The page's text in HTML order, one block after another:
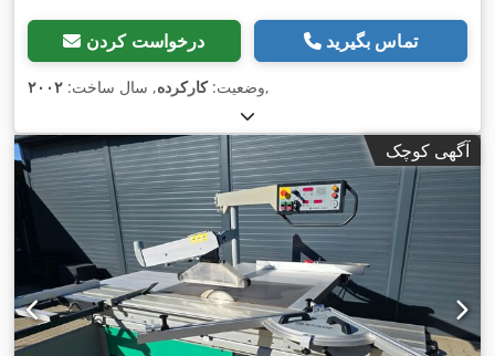
درخواست کردن تماس بگیرید
وضعیت:کارکرده, سال ساخت: ۲۰۰۲ ,
آگهی کوچک